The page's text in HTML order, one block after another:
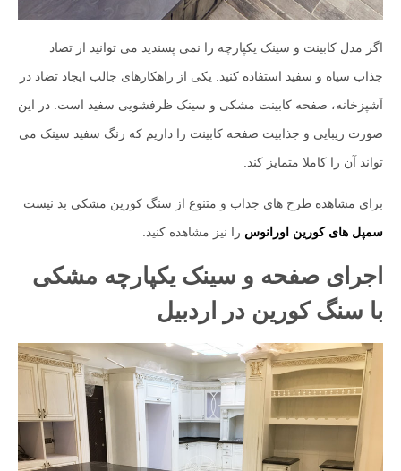
اگر مدل کابینت و سینک یکپارچه را نمی پسندید می توانید از تضاد
جذاب سیاه و سفید استفاده کنید. یکی از راهکارهای جالب ایجاد تضاد در
آشپزخانه، صفحه کابینت مشکی و سینک ظرفشویی سفید است. در این
صورت زیبایی و جذابیت صفحه کابینت را داریم که رنگ سفید سینک می
تواند آن را کاملا متمایز کند.
برای مشاهده طرح های جذاب و متنوع از سنگ کورین مشکی بد نیست
سمپل های کورین اورانوس را نیز مشاهده کنید.
اجرای صفحه و سینک یکپارچه مشکی
با سنگ کورین در اردبیل